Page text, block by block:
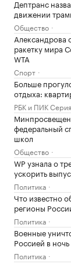
Дептранс
движении
Общество
Александрова
ракетку мира
WTA
Спорт
Больше
отдыха:
РБК и ПИК
федеральный
школ
Общество
WP узнала о
ускорить
Политика
Что известно
регионы
Политика
Военные
Россией в ночь
Политика